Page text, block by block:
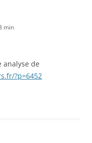
min
analyse de
?p=6452